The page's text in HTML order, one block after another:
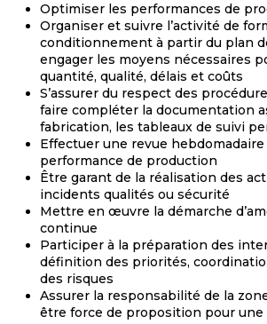
Optimiser les performances de
Organiser et suivre l’activité de
conditionnement à partir du plan
engager les moyens nécessaires
quantité, qualité, délais et coûts
S’assurer du respect des
faire compléter la documentation
fabrication, les tableaux de suivi
Effectuer une revue hebdomadaire
performance de production
Être garant de la réalisation des
incidents qualités ou sécurité
Mettre en œuvre la démarche
continue
Participer à la préparation des
définition des priorités,
des risques
Assurer la responsabilité de la
être force de proposition pour une